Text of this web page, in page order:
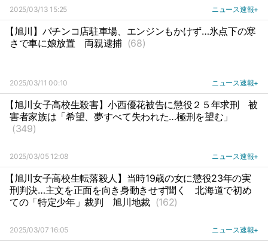
2025/03/13 15:25 ニュース速報+
【旭川】パチンコ店駐車場、エンジンもかけず…氷点下の寒
さで車に娘放置
両親逮捕 (68)
2025/03/11 00:10 ニュース速報+
【旭川女子高校生殺害】小西優花被告に懲役２５年求刑
被
害者家族は「希望、夢すべて失われた…極刑を望む」
(349)
2025/03/05 12:08 ニュース速報+
【旭川女子高校生転落殺人】当時19歳の女に懲役23年の実
刑判決…主文を正面を向き身動きせず聞く
北海道で初め
ての「特定少年」裁判
旭川地裁 (162)
2025/03/07 16:05 ニュース速報+